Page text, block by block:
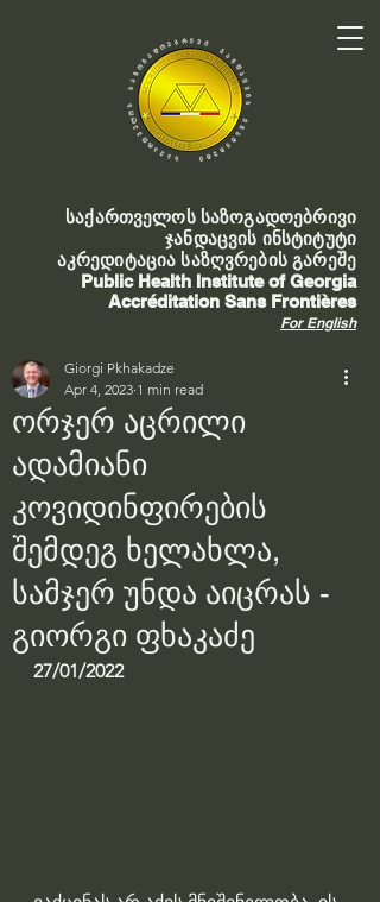
საქართველოს საზოგადოებრივი
ჯანდაცვის ინსტიტუტი
აკრედიტაცია საზღვრების გარეშე
Public Health Institute of Georgia
Accréditation Sans Frontières
For English
ორჯერ აცრილი
ადამიანი
კოვიდინფირების
შემდეგ ხელახლა,
სამჯერ უნდა აიცრას -
გიორგი ფხაკაძე
Giorgi Pkhakadze
Apr 4, 2023 1 min read
27/01/2022